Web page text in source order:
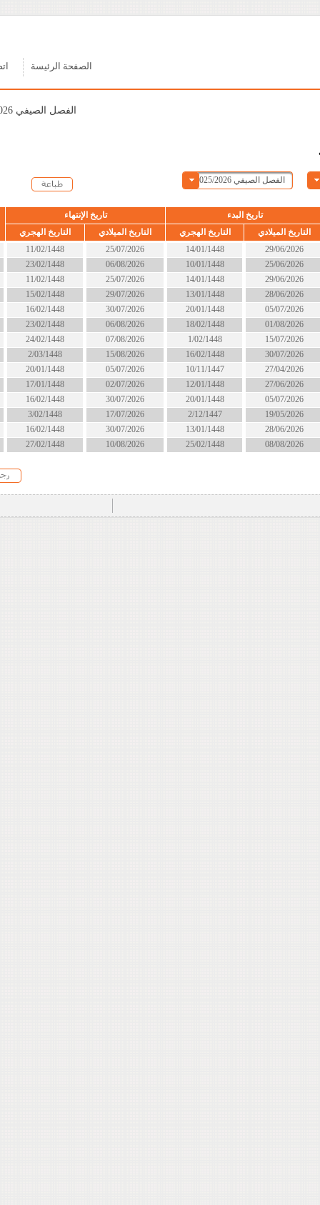
اتصل بنا
الحالة
التاريخ الهجري
التاريخ الميلادي
التاريخ الهجري
14/01/1448
10/01/1448
14/01/1448
13/01/1448
20/01/1448
18/02/1448
1/02/1448
16/02/1448
10/11/1447
12/01/1448
20/01/1448
2/12/1447
13/01/1448
25/02/1448
25/07/2026
06/08/2026
25/07/2026
29/07/2026
30/07/2026
06/08/2026
07/08/2026
15/08/2026
05/07/2026
02/07/2026
30/07/2026
17/07/2026
30/07/2026
10/08/2026
11/02/1448
23/02/1448
11/02/1448
15/02/1448
16/02/1448
23/02/1448
24/02/1448
2/03/1448
20/01/1448
17/01/1448
16/02/1448
3/02/1448
16/02/1448
27/02/1448